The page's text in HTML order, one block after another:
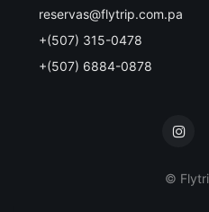
reservas@flytrip.com.pa
+(507) 315-0478
+(507) 6884-0878
©